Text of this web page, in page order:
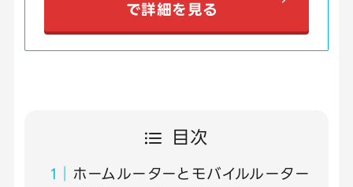
で詳細を見る
目次
ホームルーターとモバイルルーター